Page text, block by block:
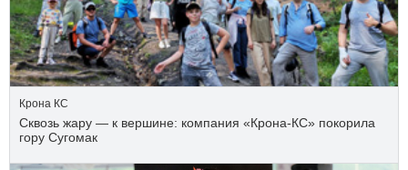
Крона КС
Сквозь жару — к вершине: компания «Крона‑КС» покорила
гору Сугомак